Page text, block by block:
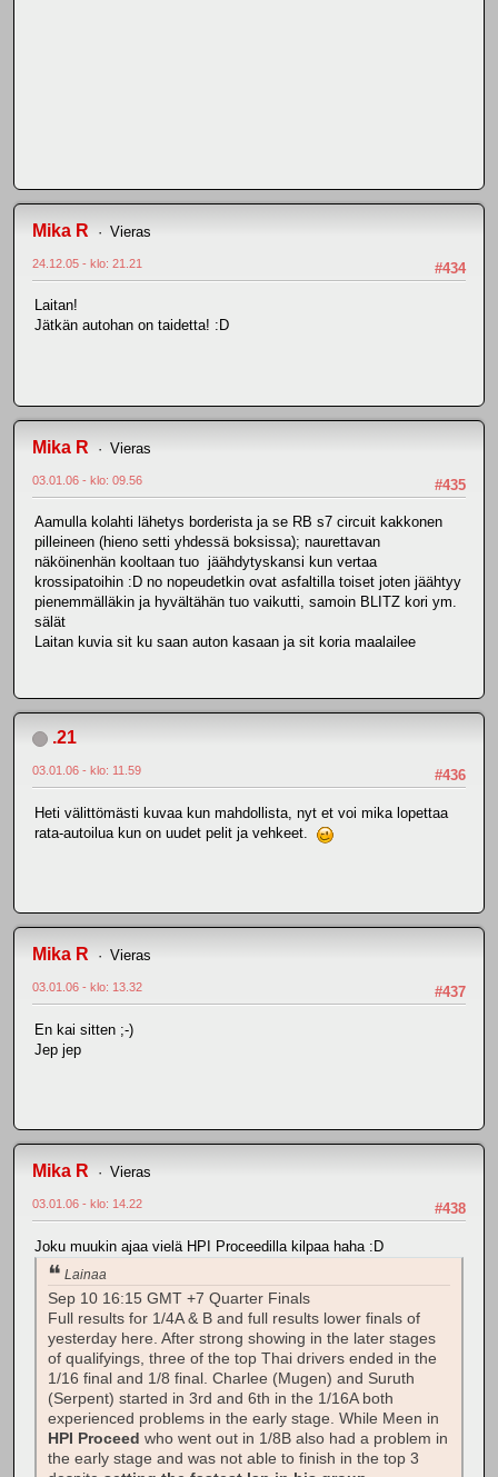
Mika R Vieras
#434
24.12.05 - klo: 21.21
Laitan!
Jätkän autohan on taidetta! :D
Mika R Vieras
#435
03.01.06 - klo: 09.56
Aamulla kolahti lähetys borderista ja se RB s7 circuit kakkonen
pilleineen (hieno setti yhdessä boksissa); naurettavan
näköinenhän kooltaan tuo jäähdytyskansi kun vertaa
krossipatoihin :D no nopeudetkin ovat asfaltilla toiset joten jäähtyy
pienemmälläkin ja hyvältähän tuo vaikutti, samoin BLITZ kori ym.
sälät
Laitan kuvia sit ku saan auton kasaan ja sit koria maalailee
.21
#436
03.01.06 - klo: 11.59
Heti välittömästi kuvaa kun mahdollista, nyt et voi mika lopettaa
rata-autoilua kun on uudet pelit ja vehkeet.
Mika R Vieras
#437
03.01.06 - klo: 13.32
En kai sitten ;-)
Jep jep
Mika R Vieras
#438
03.01.06 - klo: 14.22
Joku muukin ajaa vielä HPI Proceedilla kilpaa haha :D
Lainaa
Sep 10 16:15 GMT +7 Quarter Finals
Full results for 1/4A & B and full results lower finals of
yesterday here. After strong showing in the later stages
of qualifyings, three of the top Thai drivers ended in the
1/16 final and 1/8 final. Charlee (Mugen) and Suruth
(Serpent) started in 3rd and 6th in the 1/16A both
experienced problems in the early stage. While Meen in
HPI Proceed who went out in 1/8B also had a problem in
the early stage and was not able to finish in the top 3